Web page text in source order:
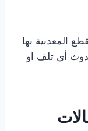
المعدنية بها
أي تلف او